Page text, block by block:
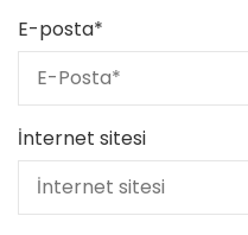
E-posta*
İnternet sitesi